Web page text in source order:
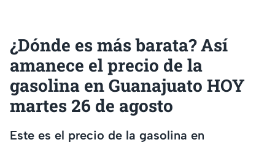
¿Dónde es más barata? Así
amanece el precio de la
gasolina en Guanajuato HOY
martes 26 de agosto
Este es el precio de la gasolina en